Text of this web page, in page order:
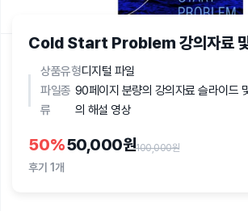
Cold Start Problem 강의자료
상품유형디지털 파일
파일종
류
90페이지 분량의 강의자료 슬라이드
의 해설 영상
50%50,000원100,000원
후기 1개